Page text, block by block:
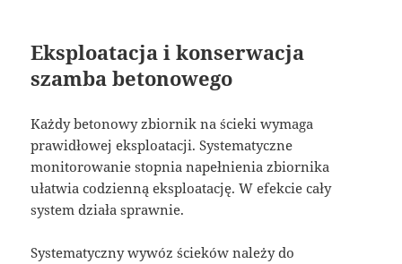
Eksploatacja i konserwacja
szamba betonowego
Każdy betonowy zbiornik na ścieki wymaga
prawidłowej eksploatacji. Systematyczne
monitorowanie stopnia napełnienia zbiornika
ułatwia codzienną eksploatację. W efekcie cały
system działa sprawnie.
Systematyczny wywóz ścieków należy do